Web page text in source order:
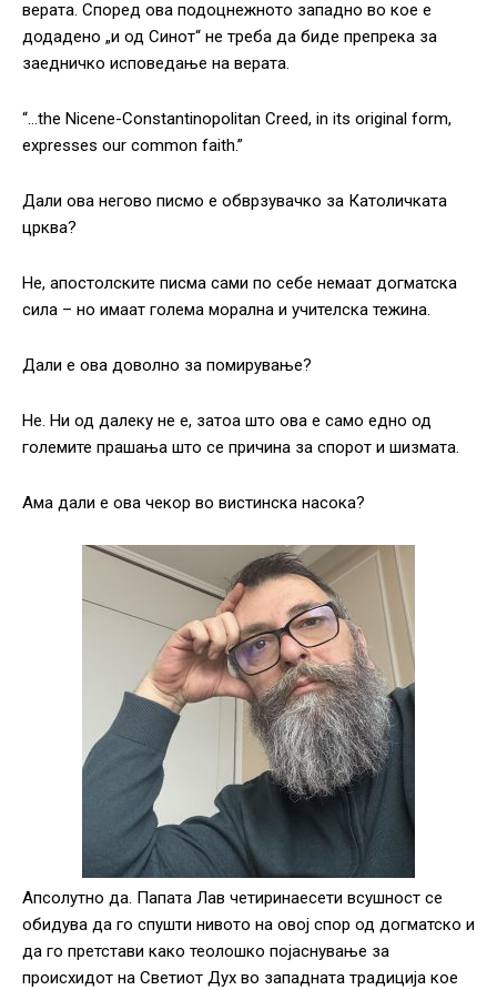
верата. Според ова подоцнежното западно во кое е
додадено „и од Синот“ не треба да биде препрека за
заедничко исповедање на верата.
“…the Nicene-Constantinopolitan Creed, in its original form,
expresses our common faith.”
Дали ова негово писмо е обврзувачко за Католичката
црква?
Не, апостолските писма сами по себе немаат догматска
сила – но имаат голема морална и учителска тежина.
Дали е ова доволно за помирување?
Не. Ни од далеку не е, затоа што ова е само едно од
големите прашања што се причина за спорот и шизмата.
Ама дали е ова чекор во вистинска насока?
Апсолутно да. Папата Лав четиринаесети всушност се
обидува да го спушти нивото на овој спор од догматско и
да го претстави како теолошко појаснување за
происхидот на Светиот Дух во западната традиција кое